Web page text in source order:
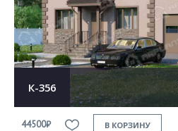
К-356
44500₽ В КОРЗИНУ